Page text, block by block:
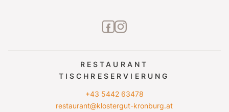
facebook2 instagram
RESTAURANT
TISCHRESERVIERUNG
+43 5442 63478
restaurant@klostergut-kronburg.at